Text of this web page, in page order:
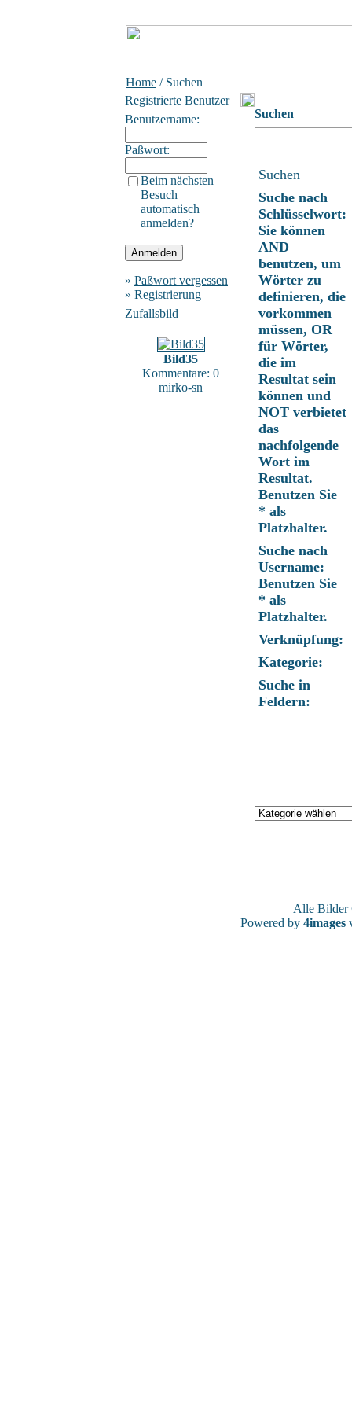
Home / Suchen
Registrierte Benutzer
Benutzername:
Paßwort:
Beim nächsten
Besuch
automatisch
anmelden?
» Paßwort vergessen
» Registrierung
Zufallsbild
Bild35
Kommentare: 0
mirko-sn
Suchen
Suchen
Suche nach
Schlüsselwort:
Sie können
AND
benutzen, um
Wörter zu
definieren, die
vorkommen
müssen, OR
für Wörter,
die im
Resultat sein
können und
NOT verbietet
das
nachfolgende
Wort im
Resultat.
Benutzen Sie
* als
Platzhalter.
Suche nach
Username:
Benutzen Sie
* als
Platzhalter.
Verknüpfung:
Kategorie:
Suche in
Feldern:
Alle
Powered by 4images